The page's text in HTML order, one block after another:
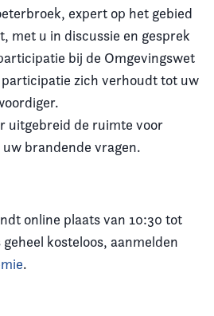
expert op het gebied
met u in discussie en gesprek
bij de Omgevingswet
participatie zich verhoudt tot uw
uitgebreid de ruimte voor
brandende vragen.
online plaats van 10:30 tot
geheel kosteloos, aanmelden
.